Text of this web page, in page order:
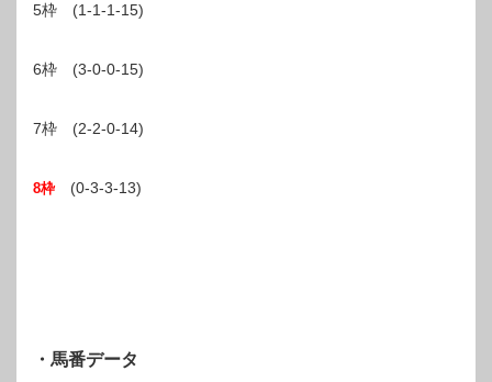
5枠 (1-1-1-15)
6枠 (3-0-0-15)
7枠 (2-2-0-14)
8枠(0-3-3-13)
・馬番データ